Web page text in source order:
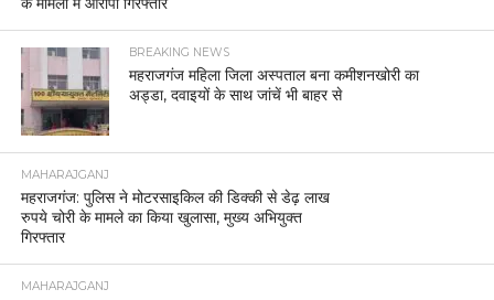
BREAKING NEWS
महराजगंज महिला जिला अस्पताल बना कमीशनखोरी का
अड्डा, दवाइयों के साथ जांचें भी बाहर से
MAHARAJGANJ
महराजगंज: पुलिस ने मोटरसाइकिल की डिक्की से डेढ़ लाख
रुपये चोरी के मामले का किया खुलासा, मुख्य अभियुक्त
गिरफ्तार
MAHARAJGANJ